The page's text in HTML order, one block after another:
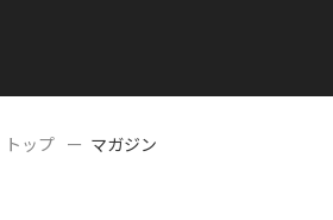
トップ マガジン